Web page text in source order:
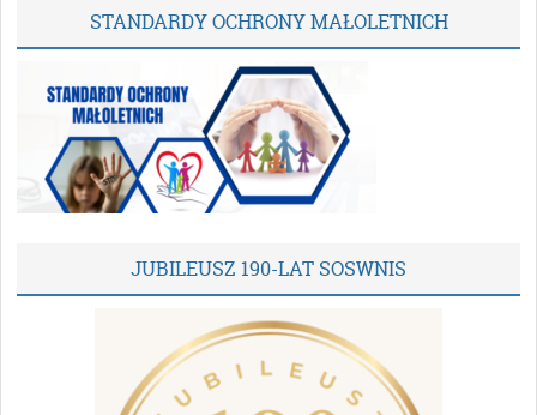
STANDARDY OCHRONY MAŁOLETNICH
JUBILEUSZ 190-LAT SOSWNIS